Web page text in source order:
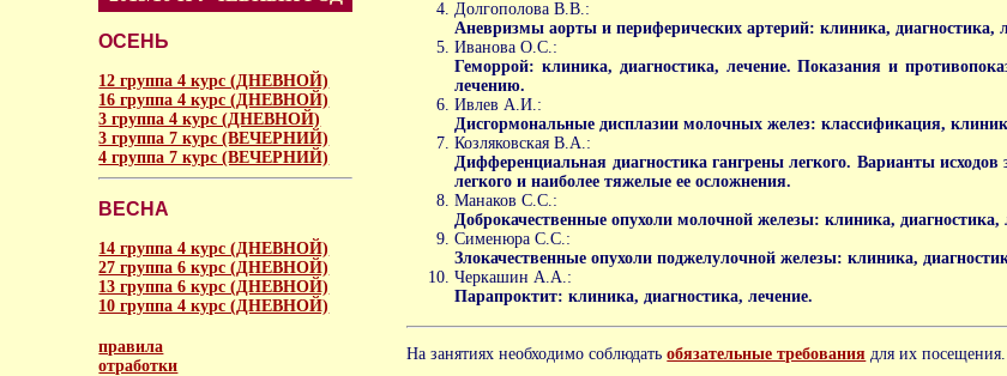
ОСЕНЬ
12 группа 4 курс (ДНЕВНОЙ)
16 группа 4 курс (ДНЕВНОЙ)
3 группа 4 курс (ДНЕВНОЙ)
3 группа 7 курс (ВЕЧЕРНИЙ)
4 группа 7 курс (ВЕЧЕРНИЙ)
ВЕСНА
14 группа 4 курс (ДНЕВНОЙ)
27 группа 6 курс (ДНЕВНОЙ)
13 группа 6 курс (ДНЕВНОЙ)
10 группа 4 курс (ДНЕВНОЙ)
правила
отработки
Долгополова В.В.:
Аневризмы аорты и периферических артерий: клиника, диагностика,
Иванова О.С.:
Геморрой: клиника, диагностика, лечение. Показания и
лечению.
Ивлев А.И.:
Дисгормональные дисплазии молочных желез: классификация,
Козляковская В.А.:
Дифференциальная диагностика гангрены легкого. Варианты исходов
легкого и наиболее тяжелые ее осложнения.
Манаков С.С.:
Доброкачественные опухоли молочной железы: клиника, диагностика,
Сименюра С.С.:
Злокачественные опухоли поджелулочной железы: клиника,
Черкашин А.А.:
Парапроктит: клиника, диагностика, лечение.
На занятиях необходимо соблюдатьобязательные требования для их посещения.